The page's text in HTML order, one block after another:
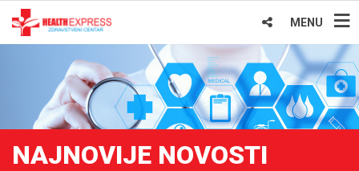
MENU
NAJNOVIJE NOVOSTI